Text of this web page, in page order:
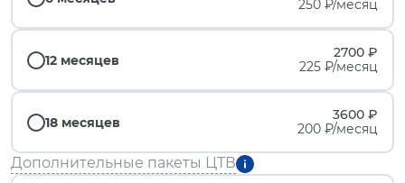
250 ₽/месяц
12 месяцев
2700 ₽
225 ₽/месяц
18 месяцев
3600 ₽
200 ₽/месяц
Дополнительные пакеты ЦТВ